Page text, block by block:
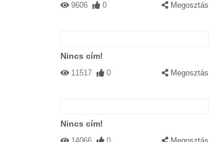
9606 0 Megosztás
Nincs cím!
11517 0 Megosztás
Nincs cím!